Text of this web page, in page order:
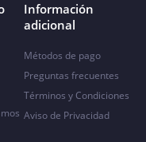
Información
adicional
Métodos de pago
Preguntas frecuentes
Términos y Condiciones
Aviso de Privacidad